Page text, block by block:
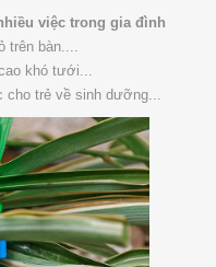
việc trong gia đình
trên bàn....
khó tưới...
cho trẻ về sinh dưỡng...